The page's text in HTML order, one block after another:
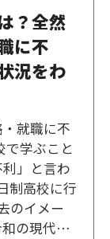
？全然
に不
況をわ
就職に不
で学ぶこと
」と言わ
制高校に行
のイメー
の現代で